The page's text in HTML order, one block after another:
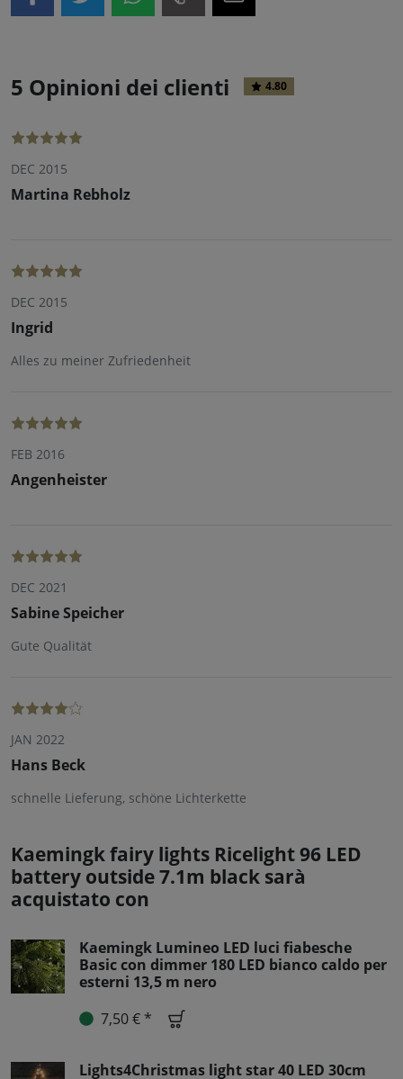
5 Opinioni dei clienti 4.80
DEC 2015
Martina Rebholz
DEC 2015
Ingrid
Alles zu meiner Zufriedenheit
FEB 2016
Angenheister
DEC 2021
Sabine Speicher
Gute Qualität
JAN 2022
Hans Beck
schnelle Lieferung, schöne Lichterkette
Kaemingk fairy lights Ricelight 96 LED
battery outside 7.1m black sarà
acquistato con
Kaemingk Lumineo LED luci fiabesche
Basic con dimmer 180 LED bianco caldo per
esterni 13,5 m nero
7,50 € *
Lights4Christmas light star 40 LED 30cm